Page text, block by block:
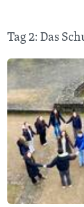
Tag 2: Das
Image